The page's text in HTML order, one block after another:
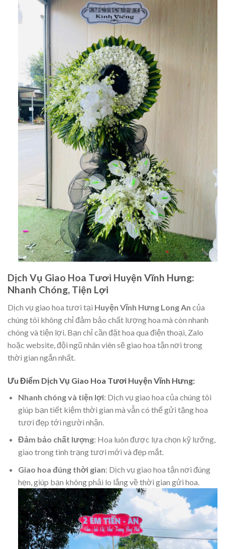
Dịch Vụ Giao Hoa Tươi Huyện Vĩnh Hưng:
Nhanh Chóng, Tiện Lợi
Dịch vụ giao hoa tươi tại Huyện Vĩnh Hưng Long An của
chúng tôi không chỉ đảm bảo chất lượng hoa mà còn nhanh
chóng và tiện lợi. Bạn chỉ cần đặt hoa qua điện thoại, Zalo
hoặc website, đội ngũ nhân viên sẽ giao hoa tận nơi trong
thời gian ngắn nhất.
Ưu Điểm Dịch Vụ Giao Hoa Tươi Huyện Vĩnh Hưng:
Nhanh chóng và tiện lợi: Dịch vụ giao hoa của chúng tôi
giúp bạn tiết kiệm thời gian mà vẫn có thể gửi tặng hoa
tươi đẹp tới người nhận.
Đảm bảo chất lượng: Hoa luôn được lựa chọn kỹ lưỡng,
giao trong tình trạng tươi mới và đẹp mắt.
Giao hoa đúng thời gian: Dịch vụ giao hoa tận nơi đúng
hẹn, giúp bạn không phải lo lắng về thời gian gửi hoa.